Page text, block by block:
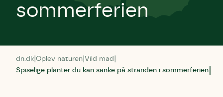
sommerferien
dn.dk Oplev naturen Vild mad
Spiselige planter du kan sanke på stranden i sommerferien